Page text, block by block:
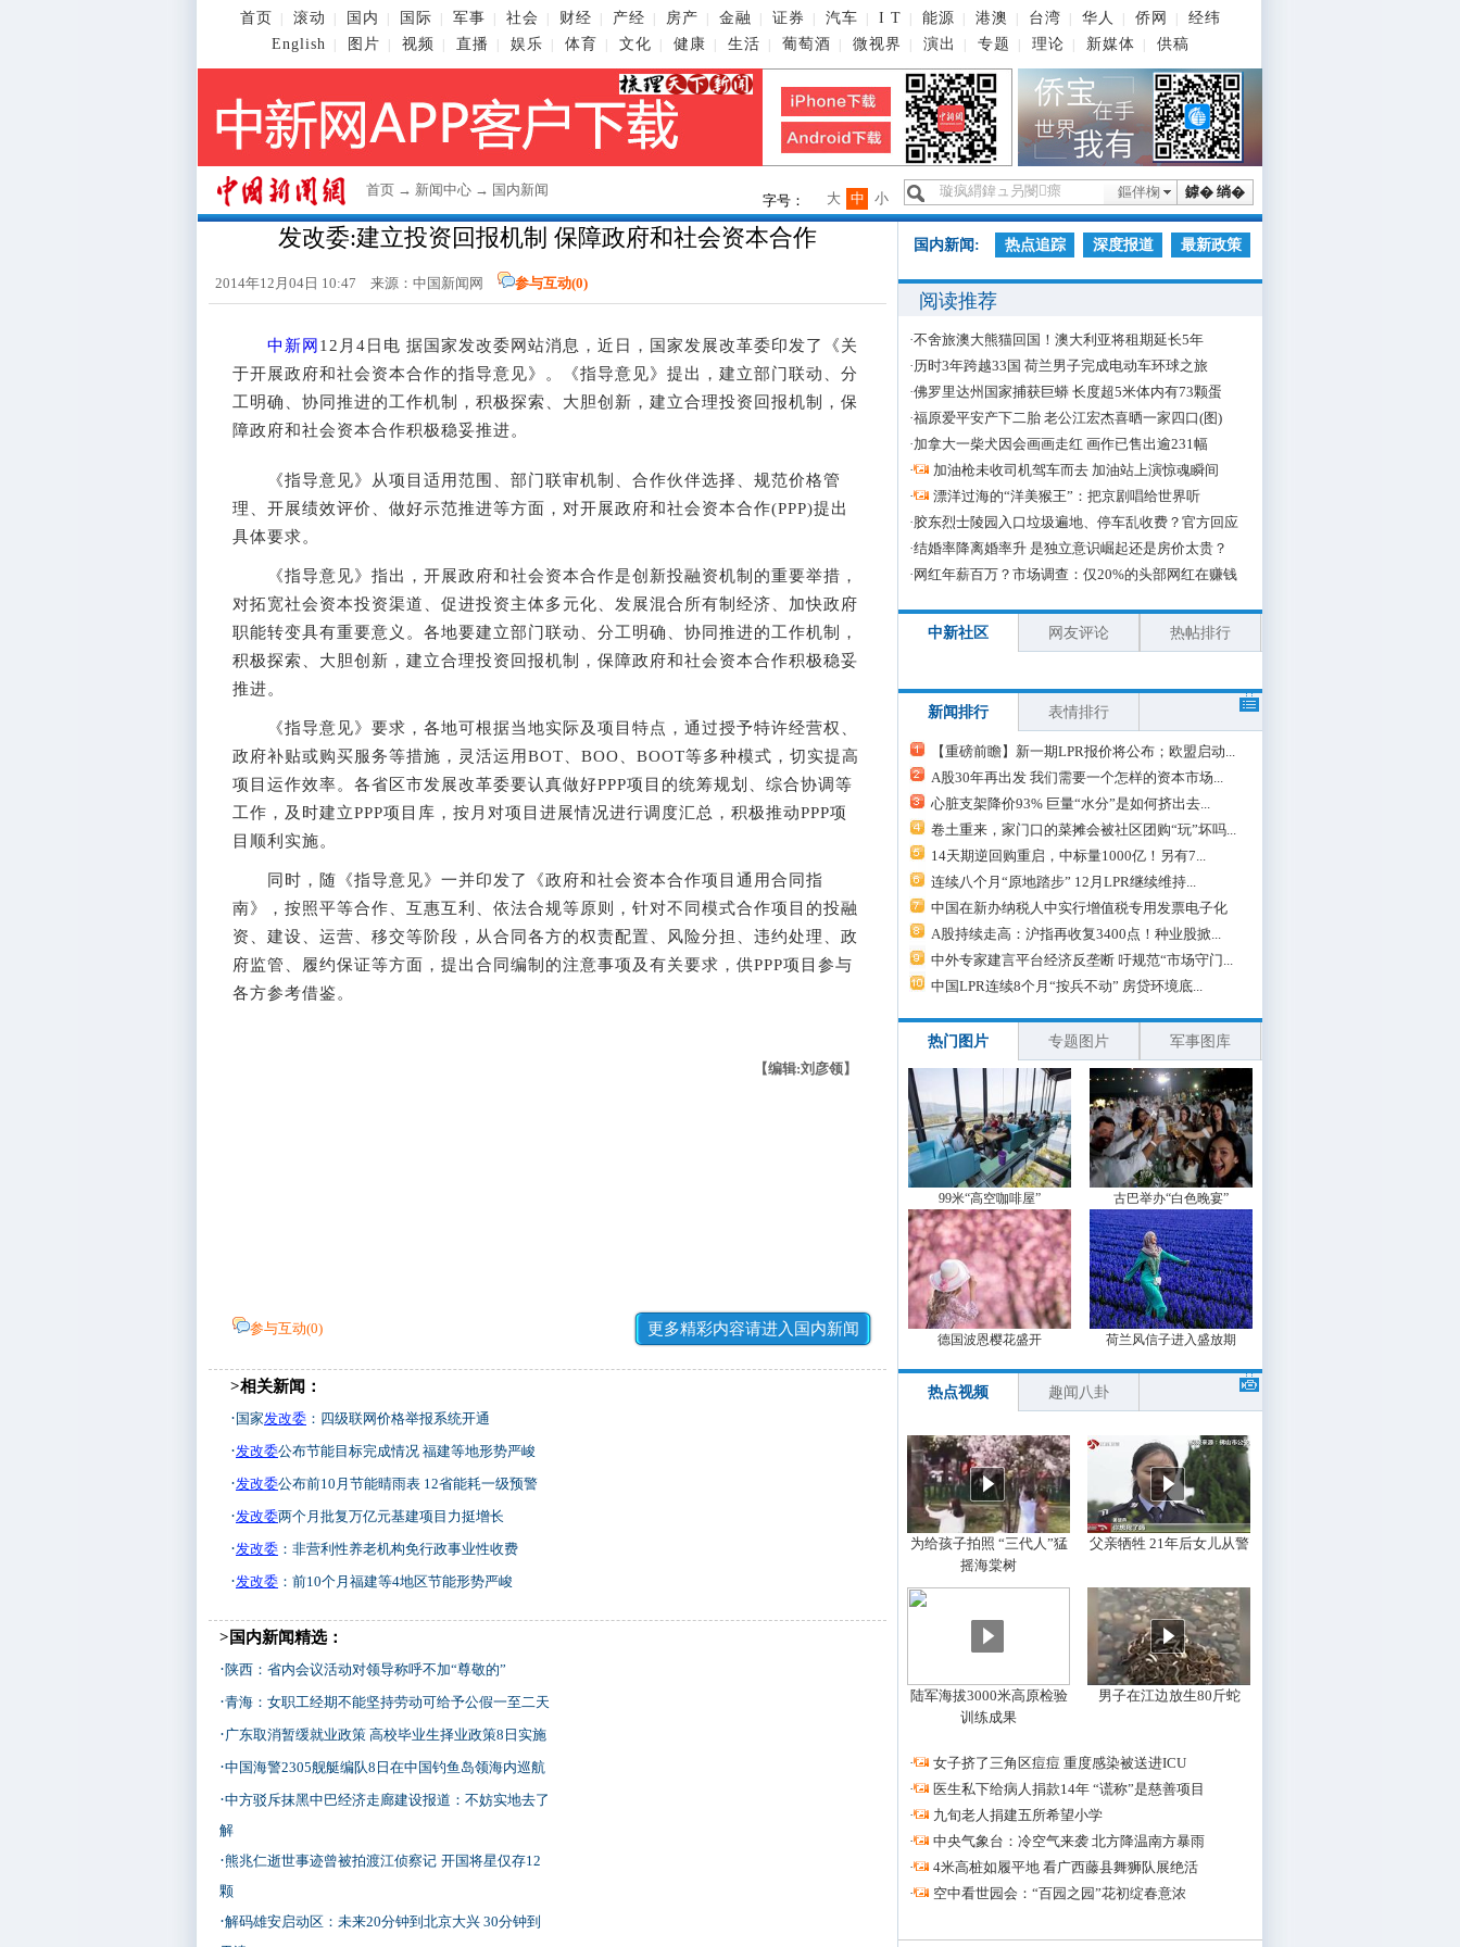
首页 滚动 国内 国际 军事 社会 财经 产经 房产 金融 证券 汽车 I T 能源 港澳 台湾 华人 侨网
经纬
English
图片 视频 直播 娱乐 体育 文化 健康 生活 葡萄酒 微视界 演出 专题 理论 新媒体 供稿
首页 → 新闻中心 → 国内新闻 鎼� 绱�
鏂伴椈
字号： 小
中
大
发改委:建立投资回报机制 保障政府和社会资本合作
2014年12月04日 10:47 来源： 中国新闻网 参与互动(0)
中新网 12月4日电 据国家发改委网站消息，近日，国家发展改革委印发了《关
于开展政府和社会资本合作的指导意见》。《指导意见》提出，建立部门联动、分
工明确、协同推进的工作机制，积极探索、大胆创新，建立合理投资回报机制，保
障政府和社会资本合作积极稳妥推进。
《指导意见》从项目适用范围、部门联审机制、合作伙伴选择、规范价格管
理、开展绩效评价、做好示范推进等方面，对开展政府和社会资本合作(PPP)提出
具体要求。
《指导意见》指出，开展政府和社会资本合作是创新投融资机制的重要举措，
对拓宽社会资本投资渠道、促进投资主体多元化、发展混合所有制经济、加快政府
职能转变具有重要意义。各地要建立部门联动、分工明确、协同推进的工作机制，
积极探索、大胆创新，建立合理投资回报机制，保障政府和社会资本合作积极稳妥
推进。
《指导意见》要求，各地可根据当地实际及项目特点，通过授予特许经营权、
政府补贴或购买服务等措施，灵活运用BOT、BOO、BOOT等多种模式，切实提高
项目运作效率。各省区市发展改革委要认真做好PPP项目的统筹规划、综合协调等
工作，及时建立PPP项目库，按月对项目进展情况进行调度汇总，积极推动PPP项
目顺利实施。
同时，随《指导意见》一并印发了《政府和社会资本合作项目通用合同指
南》，按照平等合作、互惠互利、依法合规等原则，针对不同模式合作项目的投融
资、建设、运营、移交等阶段，从合同各方的权责配置、风险分担、违约处理、政
府监管、履约保证等方面，提出合同编制的注意事项及有关要求，供PPP项目参与
各方参考借鉴。
【编辑:刘彦领】
参与互动(0) 更多精彩内容请进入国内新闻
>相关新闻：
·国家发改委 ：四级联网价格举报系统开通
·发改委公布节能目标完成情况 福建等地形势严峻
·发改委公布前10月节能晴雨表 12省能耗一级预警
·发改委两个月批复万亿元基建项目力挺增长
·发改委 ：非营利性养老机构免行政事业性收费
·发改委 ：前10个月福建等4地区节能形势严峻
>国内新闻精选：
·陕西：省内会议活动对领导称呼不加“尊敬的”
·青海：女职工经期不能坚持劳动可给予公假一至二天
·广东取消暂缓就业政策 高校毕业生择业政策8日实施
·中国海警2305舰艇编队8日在中国钓鱼岛领海内巡航
·中方驳斥抹黑中巴经济走廊建设报道：不妨实地去了
解
·熊兆仁逝世事迹曾被拍渡江侦察记 开国将星仅存12
颗
·解码雄安启动区：未来20分钟到北京大兴 30分钟到
国内新闻: 热点追踪 深度报道 最新政策
阅读推荐
·不舍旅澳大熊猫回国！澳大利亚将租期延长5年
·历时3年跨越33国 荷兰男子完成电动车环球之旅
·佛罗里达州国家捕获巨蟒 长度超5米体内有73颗蛋
·福原爱平安产下二胎 老公江宏杰喜晒一家四口(图)
·加拿大一柴犬因会画画走红 画作已售出逾231幅
·
加油枪未收司机驾车而去 加油站上演惊魂瞬间
·
漂洋过海的“洋美猴王”：把京剧唱给世界听
·胶东烈士陵园入口垃圾遍地、停车乱收费？官方回应
·结婚率降离婚率升 是独立意识崛起还是房价太贵？
· 网红年薪百万？市场调查：仅20%的头部网红在赚钱
中新社区 网友评论 热帖排行
新闻排行 表情排行
【重磅前瞻】新一期LPR报价将公布；欧盟启动...
A股30年再出发 我们需要一个怎样的资本市场...
心脏支架降价93% 巨量“水分”是如何挤出去...
卷土重来，家门口的菜摊会被社区团购“玩”坏吗...
14天期逆回购重启，中标量1000亿！另有7...
连续八个月“原地踏步” 12月LPR继续维持...
中国在新办纳税人中实行增值税专用发票电子化
A股持续走高：沪指再收复3400点！种业股掀...
中外专家建言平台经济反垄断 吁规范“市场守门...
中国LPR连续8个月“按兵不动” 房贷环境底...
热门图片 专题图片 军事图库
99米“高空咖啡屋” 古巴举办“白色晚宴”
德国波恩樱花盛开 荷兰风信子进入盛放期
热点视频 趣闻八卦
为给孩子拍照 “三代人”猛
摇海棠树
父亲牺牲 21年后女儿从警
陆军海拔3000米高原检验
训练成果
男子在江边放生80斤蛇
·
女子挤了三角区痘痘 重度感染被送进ICU
·
医生私下给病人捐款14年 “谎称”是慈善项目
·
九旬老人捐建五所希望小学
·
中央气象台：冷空气来袭 北方降温南方暴雨
·
4米高桩如履平地 看广西藤县舞狮队展绝活
·
空中看世园会：“百园之园”花初绽春意浓